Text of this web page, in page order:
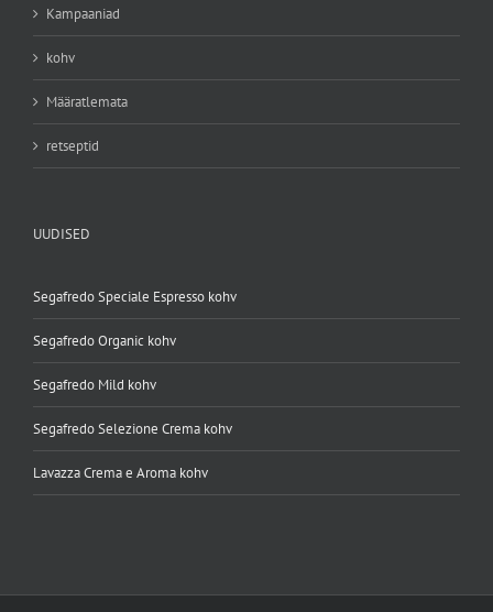
Kampaaniad
kohv
Määratlemata
retseptid
UUDISED
Segafredo Speciale Espresso kohv
Segafredo Organic kohv
Segafredo Mild kohv
Segafredo Selezione Crema kohv
Lavazza Crema e Aroma kohv